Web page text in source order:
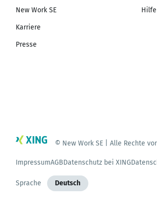
New Work SE
Karriere
Presse
© New Work SE | Alle Rechte
ImpressumAGBDatenschutz bei XING
Sprache Deutsch